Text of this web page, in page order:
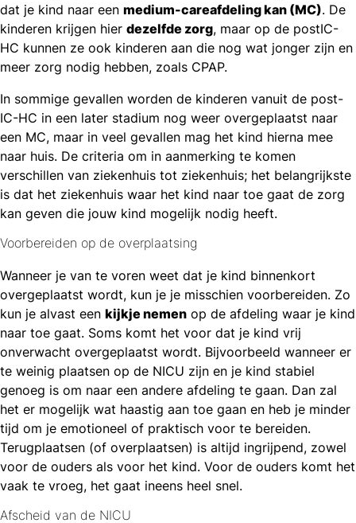
dat je kind naar een medium-careafdeling kan (MC). De
kinderen krijgen hier dezelfde zorg, maar op de postIC-
HC kunnen ze ook kinderen aan die nog wat jonger zijn en
meer zorg nodig hebben, zoals CPAP.
In sommige gevallen worden de kinderen vanuit de post-
IC-HC in een later stadium nog weer overgeplaatst naar
een MC, maar in veel gevallen mag het kind hierna mee
naar huis. De criteria om in aanmerking te komen
verschillen van ziekenhuis tot ziekenhuis; het belangrijkste
is dat het ziekenhuis waar het kind naar toe gaat de zorg
kan geven die jouw kind mogelijk nodig heeft.
Voorbereiden op de overplaatsing
Wanneer je van te voren weet dat je kind binnenkort
overgeplaatst wordt, kun je je misschien voorbereiden. Zo
kun je alvast een kijkje nemen op de afdeling waar je kind
naar toe gaat. Soms komt het voor dat je kind vrij
onverwacht overgeplaatst wordt. Bijvoorbeeld wanneer er
te weinig plaatsen op de NICU zijn en je kind stabiel
genoeg is om naar een andere afdeling te gaan. Dan zal
het er mogelijk wat haastig aan toe gaan en heb je minder
tijd om je emotioneel of praktisch voor te bereiden.
Terugplaatsen (of overplaatsen) is altijd ingrijpend, zowel
voor de ouders als voor het kind. Voor de ouders komt het
vaak te vroeg, het gaat ineens heel snel.
Afscheid van de NICU